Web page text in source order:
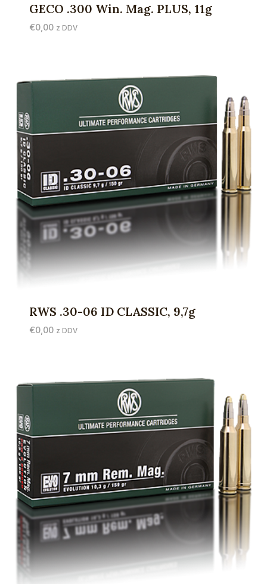
GECO .300 Win. Mag. PLUS, 11g
€0,00 z DDV
RWS .30-06 ID CLASSIC, 9,7g
€0,00 z DDV